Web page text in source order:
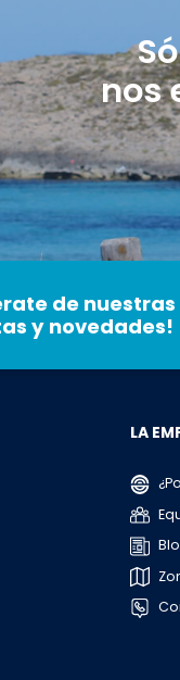
nos
de nuestras
y novedades!
LA